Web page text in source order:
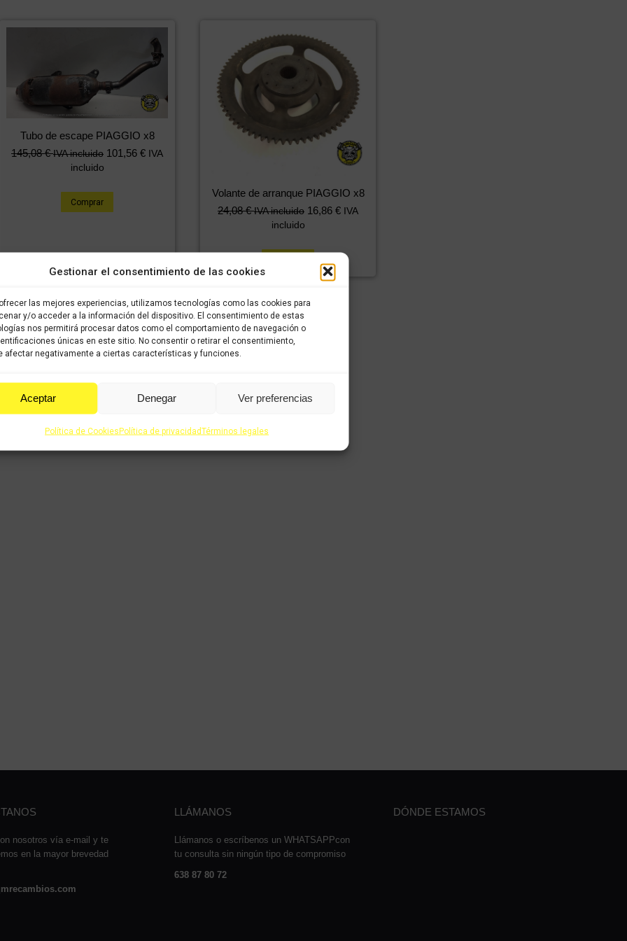
Gestionar el consentimiento de las cookies
las mejores experiencias, utilizamos tecnologías como las cookies para
y/o acceder a la información del dispositivo. El consentimiento de estas
nos permitirá procesar datos como el comportamiento de navegación o
únicas en este sitio. No consentir o retirar el consentimiento,
afectar negativamente a ciertas características y funciones.
Aceptar Denegar Ver preferencias
Política de CookiesPolítica de privacidadTérminos legales
Tubo de escape PIAGGIO x8
145,08€ IVA incluido 101,56 € IVA
incluido
Comprar
Volante de arranque PIAGGIO x8
24,08€ IVA incluido 16,86 € IVA
incluido
nosotros vía e-mail y te
en la mayor brevedad
LLÁMANOS
Llámanos o escríbenos un WHATSAPPcon
tu consulta sin ningún tipo de compromiso
638 87 80 72
DÓNDE ESTAMOS